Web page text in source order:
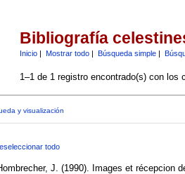
Bibliografía
Inicio| Mostrar todo| Búsqueda simple|
1–1 de 1 registro encontrado(s) con los
y visualización
todo
J. (1990). Images et récepcion